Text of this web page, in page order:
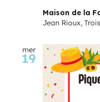
Maison de la
Jean Rioux,
mer
19